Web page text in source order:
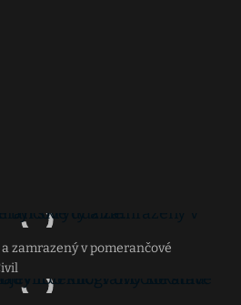
zamrazený v pomerančové